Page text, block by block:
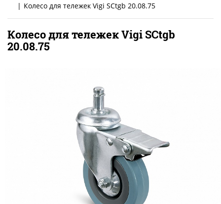
Колесо для тележек Vigi SCtgb 20.08.75
Колесо для тележек Vigi SCtgb
20.08.75